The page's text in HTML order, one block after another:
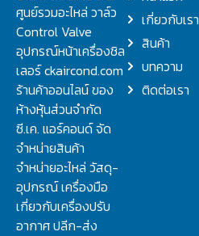
ศูนย์รวมอะไหล่ วาล์ว
Control Valve
อุปกรณ์หน้าเครื่องชิล
เลอร์ ckaircond.com
ร้านค้าออนไลน์ ของ
ห้างหุ้นส่วนจำกัด
ซี.เค. แอร์คอนด์ จัด
จำหน่ายสินค้า
จำหน่ายอะไหล่ วัสดุ-
อุปกรณ์ เครื่องมือ
เกี่ยวกับเครื่องปรับ
อากาศ ปลีก-ส่ง
เกี่ยวกับเรา
สินค้า
บทความ
ติดต่อเรา